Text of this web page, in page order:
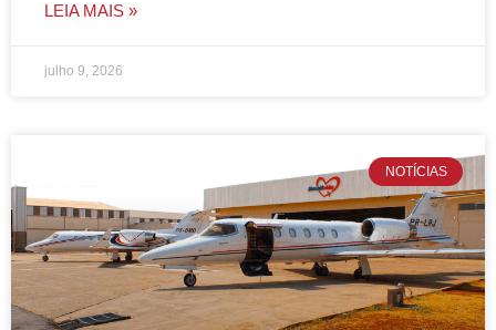
LEIA MAIS »
julho 9, 2026
NOTÍCIAS